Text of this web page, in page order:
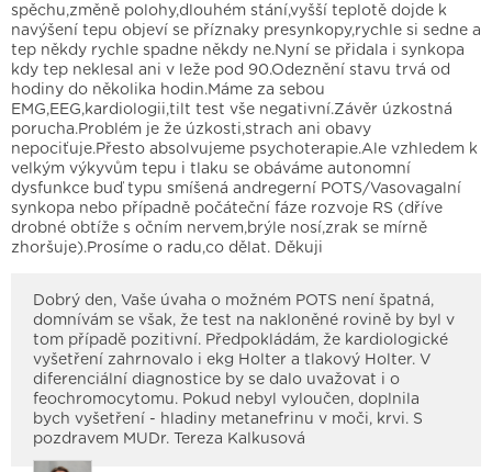
spěchu,změně polohy,dlouhém stání,vyšší teplotě dojde k
navýšení tepu objeví se příznaky presynkopy,rychle si sedne a
tep někdy rychle spadne někdy ne.Nyní se přidala i synkopa
kdy tep neklesal ani v leže pod 90.Odeznění stavu trvá od
hodiny do několika hodin.Máme za sebou
EMG,EEG,kardiologii,tilt test vše negativní.Závěr úzkostná
porucha.Problém je že úzkosti,strach ani obavy
nepociťuje.Přesto absolvujeme psychoterapie.Ale vzhledem k
velkým výkyvům tepu i tlaku se obáváme autonomní
dysfunkce buď typu smíšená andregerní POTS/Vasovagalní
synkopa nebo případně počáteční fáze rozvoje RS (dříve
drobné obtíže s očním nervem,brýle nosí,zrak se mírně
zhoršuje).Prosíme o radu,co dělat. Děkuji
Dobrý den, Vaše úvaha o možném POTS není špatná,
domnívám se však, že test na nakloněné rovině by byl v
tom případě pozitivní. Předpokládám, že kardiologické
vyšetření zahrnovalo i ekg Holter a tlakový Holter. V
diferenciální diagnostice by se dalo uvažovat i o
feochromocytomu. Pokud nebyl vyloučen, doplnila
bych vyšetření - hladiny metanefrinu v moči, krvi. S
pozdravem MUDr. Tereza Kalkusová